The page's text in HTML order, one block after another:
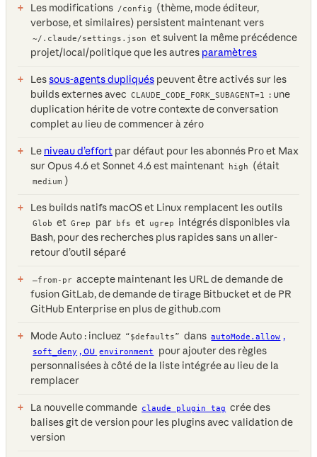
Les modifications /config
(thème, mode éditeur,
verbose, et similaires) persistent maintenant vers
~/.claude/settings.json et suivent la même précédence
projet/local/politique que les autres paramètres
Lessous-agents dupliqués peuvent être activés sur les
builds externes avec CLAUDE_CODE_FORK_SUBAGENT=1
: une
duplication hérite de votre contexte de conversation
complet au lieu de commencer à zéro
Le niveau d’effort par défaut pour les abonnés Pro et Max
sur Opus 4.6 et Sonnet 4.6 est maintenant
high (était
medium )
Les builds natifs macOS et Linux remplacent les outils
Glob et Grep par bfs et ugrep
intégrés disponibles via
Bash, pour des recherches plus rapides sans un aller-
retour d’outil séparé
—from-pr accepte maintenant les URL de demande de
fusion GitLab, de demande de tirage Bitbucket et de PR
GitHub Enterprise en plus de github.com
Mode Auto : incluez “$defaults” dans autoMode.allow ,
soft_deny , ou environment
pour ajouter des règles
personnalisées à côté de la liste intégrée au lieu de la
remplacer
La nouvelle commande claude plugin tag crée des
balises git de version pour les plugins avec validation de
version